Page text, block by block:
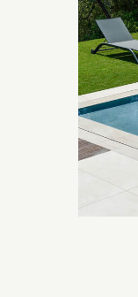
Les
Brens
options